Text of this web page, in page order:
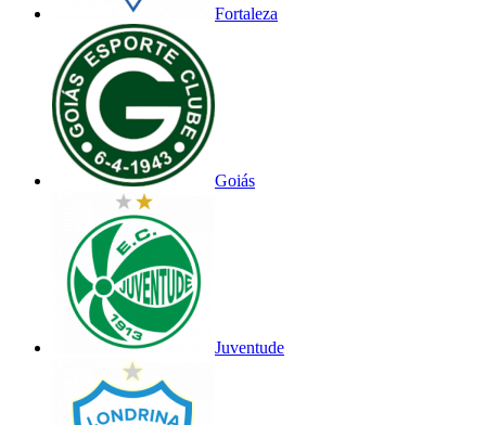
Fortaleza
Goiás
Juventude